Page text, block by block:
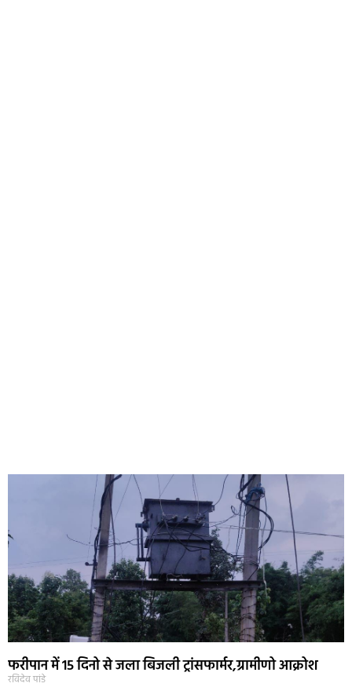
फरीपान में 15 दिनो से जला बिजली ट्रांसफार्मर,ग्रामीणो आक्रोश
रविदेव पांडे